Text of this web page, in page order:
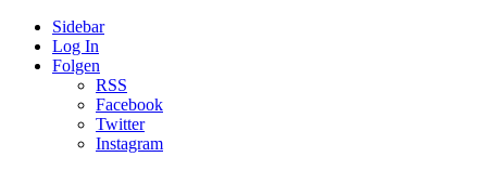
Sidebar
Log In
Folgen
RSS
Facebook
Twitter
Instagram